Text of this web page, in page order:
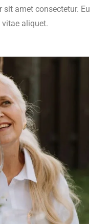
sit amet consectetur. Eu
aliquet.